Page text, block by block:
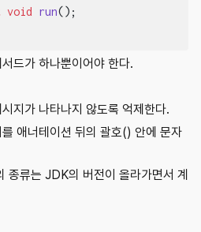
void run() ;
드가 하나뿐이어야 한다.
지가 나타나지 않도록 억제한다.
애너테이션 뒤의 괄호() 안에 문자
종류는 JDK의 버전이 올라가면서 계